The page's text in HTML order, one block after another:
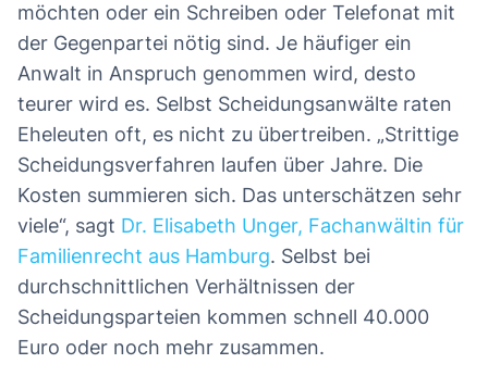
möchten oder ein Schreiben oder Telefonat mit
der Gegenpartei nötig sind. Je häufiger ein
Anwalt in Anspruch genommen wird, desto
teurer wird es. Selbst Scheidungsanwälte raten
Eheleuten oft, es nicht zu übertreiben. „Strittige
Scheidungsverfahren laufen über Jahre. Die
Kosten summieren sich. Das unterschätzen sehr
viele“, sagt Dr. Elisabeth Unger, Fachanwältin für
Familienrecht aus Hamburg. Selbst bei
durchschnittlichen Verhältnissen der
Scheidungsparteien kommen schnell 40.000
Euro oder noch mehr zusammen.